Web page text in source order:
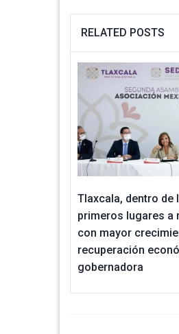
RELATED POSTS
Tlaxcala, dentro de
primeros lugares a
con mayor
recuperación
gobernadora